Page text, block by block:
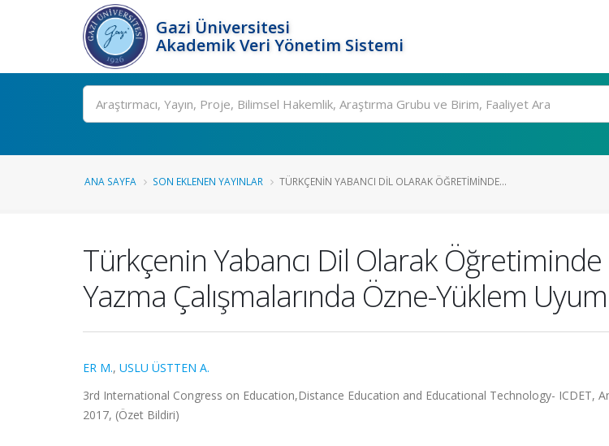
Gazi Üniversitesi
Akademik Veri Yönetim Sistemi
Ara
ANA SAYFA SON EKLENEN YAYINLAR TÜRKÇENIN YABANCI DIL OLARAK ÖĞRETIMINDE...
Türkçenin Yabancı Dil Olarak
Yazma Çalışmalarında Özne-Yüklem
ER M., USLU ÜSTTEN A.
3rd International Congress on Education,Distance Education and Educational Technology- ICDET,
2017, (Özet Bildiri)